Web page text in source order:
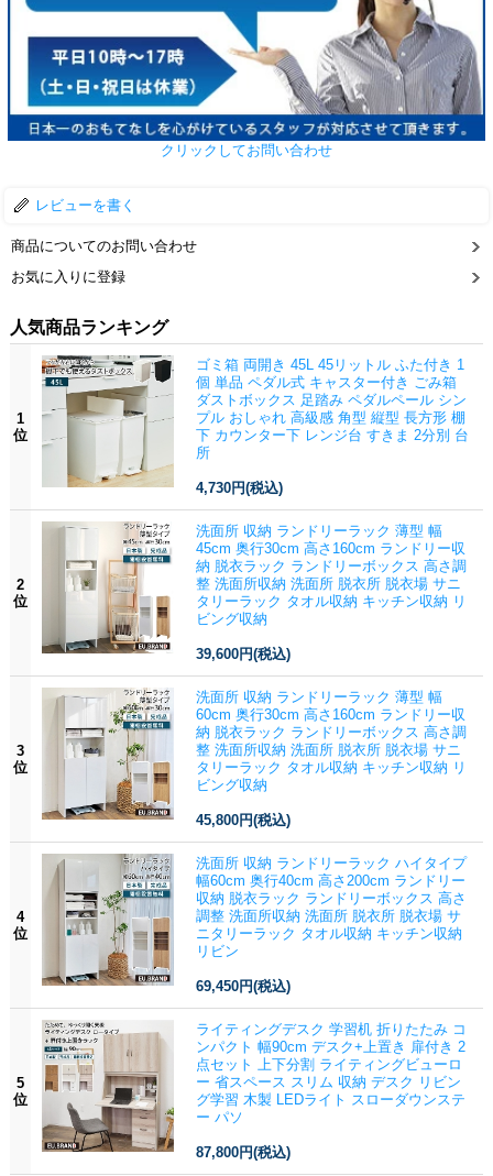
クリックしてお問い合わせ
レビューを書く
商品についてのお問い合わせ
お気に入りに登録
人気商品ランキング
1
位
ゴミ箱 両開き 45L 45リットル ふた付き 1
個 単品 ペダル式 キャスター付き ごみ箱
ダストボックス 足踏み ペダルペール シン
プル おしゃれ 高級感 角型 縦型 長方形 棚
下 カウンター下 レンジ台 すきま 2分別 台
所
4,730円(税込)
2
位
洗面所 収納 ランドリーラック 薄型 幅
45cm 奥行30cm 高さ160cm ランドリー収
納 脱衣ラック ランドリーボックス 高さ調
整 洗面所収納 洗面所 脱衣所 脱衣場 サニ
タリーラック タオル収納 キッチン収納 リ
ビング収納
39,600円(税込)
3
位
洗面所 収納 ランドリーラック 薄型 幅
60cm 奥行30cm 高さ160cm ランドリー収
納 脱衣ラック ランドリーボックス 高さ調
整 洗面所収納 洗面所 脱衣所 脱衣場 サニ
タリーラック タオル収納 キッチン収納 リ
ビング収納
45,800円(税込)
4
位
洗面所 収納 ランドリーラック ハイタイプ
幅60cm 奥行40cm 高さ200cm ランドリー
収納 脱衣ラック ランドリーボックス 高さ
調整 洗面所収納 洗面所 脱衣所 脱衣場 サ
ニタリーラック タオル収納 キッチン収納
リビン
69,450円(税込)
5
位
ライティングデスク 学習机 折りたたみ コ
ンパクト 幅90cm デスク+上置き 扉付き 2
点セット 上下分割 ライティングビューロ
ー 省スペース スリム 収納 デスク リビン
グ学習 木製 LEDライト スローダウンステ
ー パソ
87,800円(税込)